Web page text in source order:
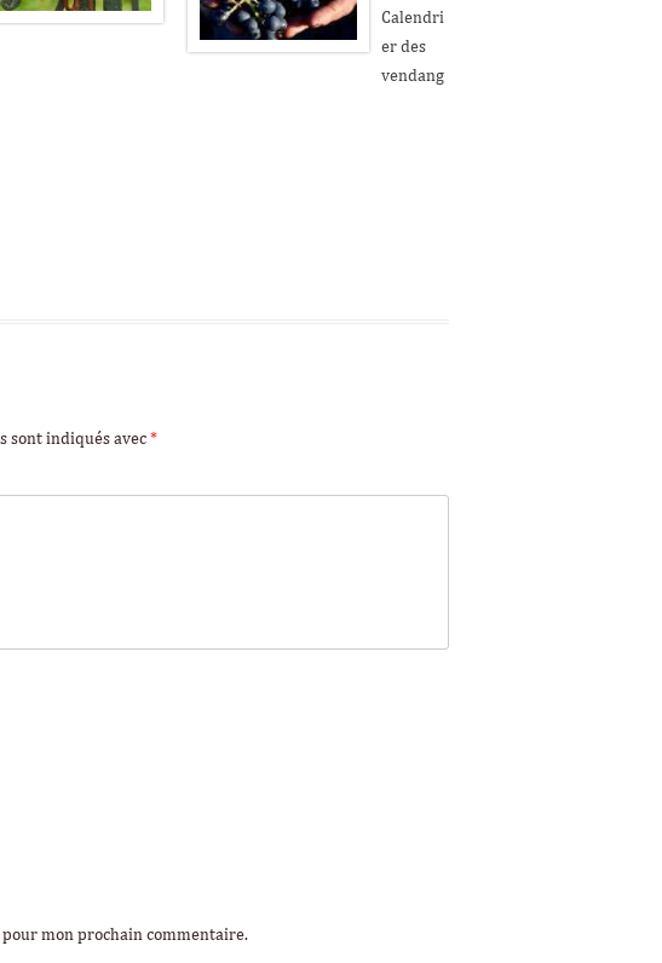
Calendri
er des
vendang
sont indiqués avec *
mon prochain commentaire.